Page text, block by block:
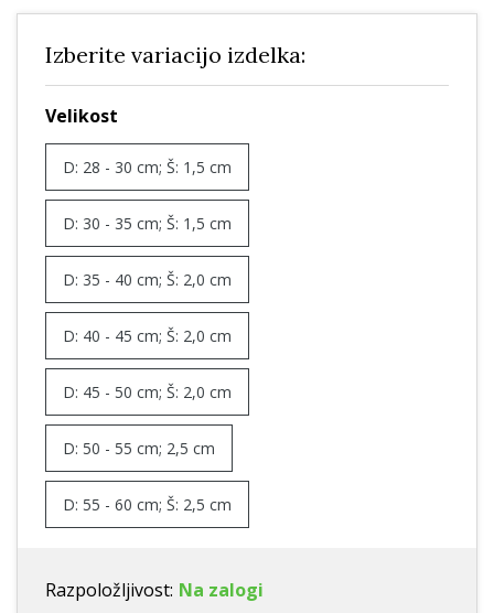
Izberite variacijo izdelka:
Velikost
D: 28 - 30 cm; Š: 1,5 cm
D: 30 - 35 cm; Š: 1,5 cm
D: 35 - 40 cm; Š: 2,0 cm
D: 40 - 45 cm; Š: 2,0 cm
D: 45 - 50 cm; Š: 2,0 cm
D: 50 - 55 cm; 2,5 cm
D: 55 - 60 cm; Š: 2,5 cm
Razpoložljivost: Na zalogi